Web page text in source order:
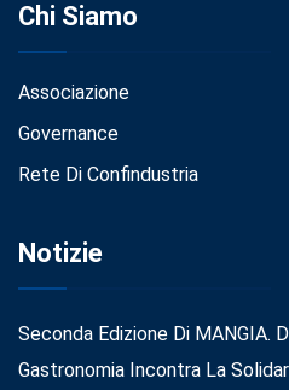
Chi Siamo
Associazione
Governance
Rete Di Confindustria
Notizie
Seconda Edizione Di MANGIA.
Gastronomia Incontra La